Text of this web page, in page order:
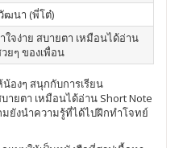
ฒนา (พี่โต๋)
ใจง่าย สบายตา เหมือนได้อ่าน
ยๆ ของเพื่อน
องๆ สนุกกับการเรียน
ายตา เหมือนได้อ่าน Short Note
ยังนำความรู้ที่ได้ไปฝึกทำโจทย์